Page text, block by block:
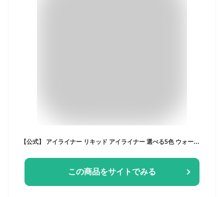
【公式】 アイライナー リキッド アイライナー 選べる5色 ウォータープルーフ お湯 簡単オフ 目もとケア 保湿 極細 消えにくい にじみにくい ペンシル ブラウン ブラック アイライン アイメイク まつ毛 ハリ コシ 美容成分配合 ビューティフル
この商品をサイトでみる